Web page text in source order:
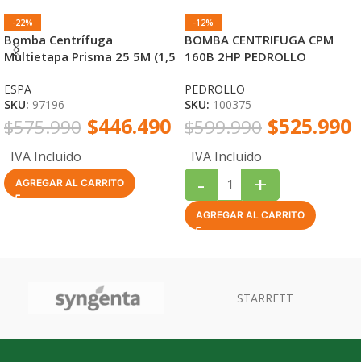
-22%
Bomba Centrífuga
Multietapa Prisma 25 5M (1,5
ESPA
SKU: 97196
$575.990 $446.490
IVA Incluido
AGREGAR AL CARRITO
-12%
BOMBA CENTRIFUGA CPM
160B 2HP PEDROLLO
PEDROLLO
SKU: 100375
$599.990 $525.990
IVA Incluido
- +
AGREGAR AL CARRITO